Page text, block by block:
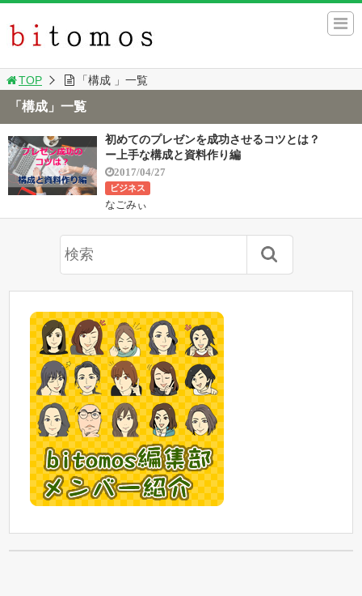
TOP 「構成 」一覧
「構成」一覧
初めてのプレゼンを成功させるコツとは？
ー上手な構成と資料作り編
2017/04/27
ビジネス
なごみぃ